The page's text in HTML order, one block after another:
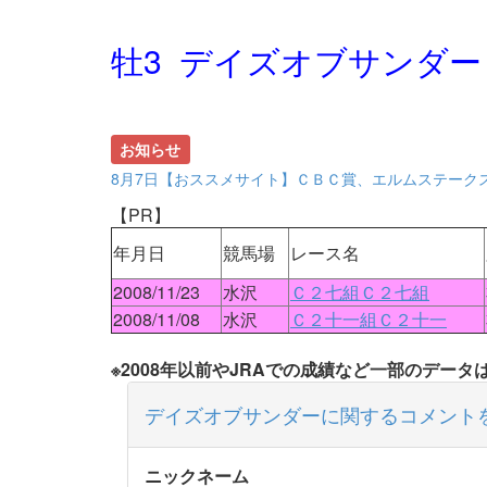
牡3 デイズオブサンダー
お知らせ
8月7日【おススメサイト】ＣＢＣ賞、エルムステー
【PR】
年月日
競馬場 レース名
2008/11/23
水沢 Ｃ２七組Ｃ２七組
2008/11/08
水沢 Ｃ２十一組Ｃ２十一
※2008年以前やJRAでの成績など一部のデータ
デイズオブサンダーに関するコメント
ニックネーム